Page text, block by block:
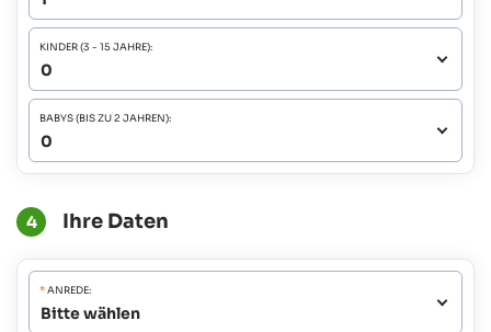
KINDER (3 - 15 JAHRE):
BABYS (BIS ZU 2 JAHREN):
4 Ihre Daten
*ANREDE: